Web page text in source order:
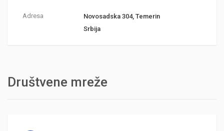
Adresa
Novosadska 304, Temerin
Srbija
Društvene mreže